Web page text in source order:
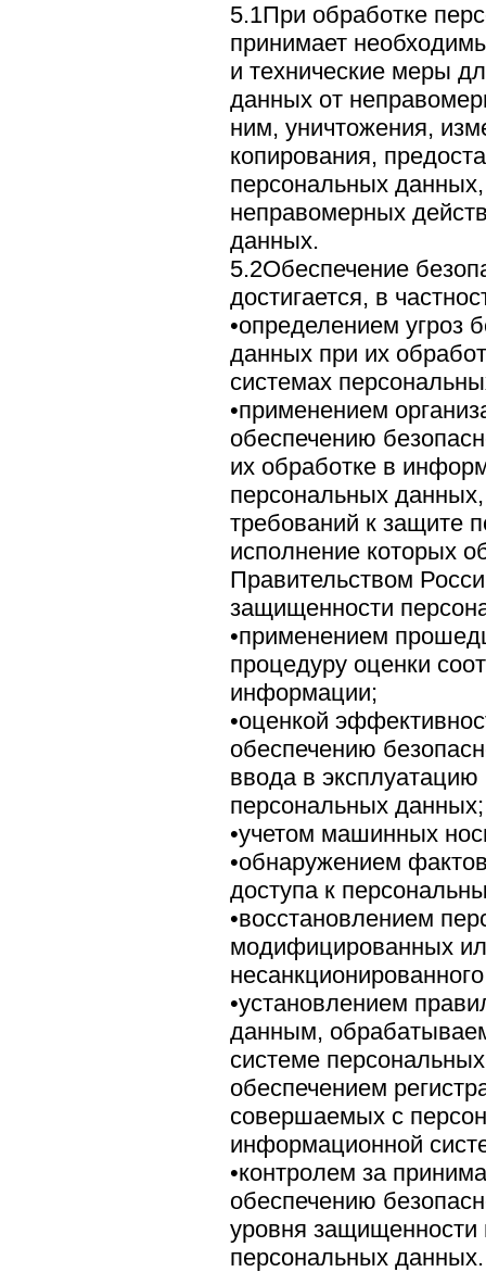
5.1При обработке
принимает
и технические меры
данных от
ним, уничтожения,
копирования,
персональных
неправомерных
данных.
5.2Обеспечение
достигается, в
•определением угроз
данных при их
системах
•применением
обеспечению
их обработке в
персональных
требований к защите
исполнение которых
Правительством
защищенности
•применением
процедуру оценки
информации;
•оценкой
обеспечению
ввода в
персональных данных;
•учетом машинных
•обнаружением
доступа к
•восстановлением
модифицированных
•установлением
данным,
системе
обеспечением
совершаемых с
информационной
•контролем за
обеспечению
уровня
персональных данных.